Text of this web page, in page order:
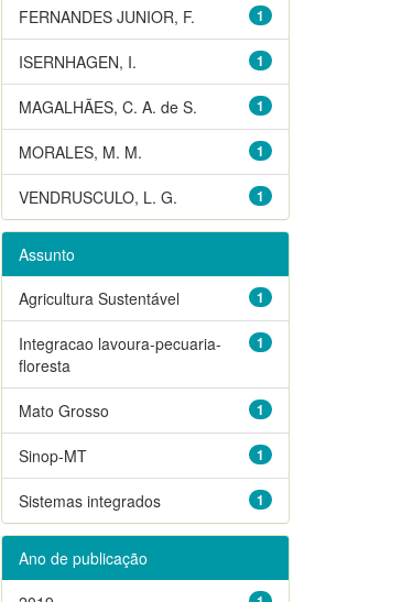
1
FERNANDES JUNIOR, F.
1
ISERNHAGEN, I.
1
MAGALHÃES, C. A. de S.
1
MORALES, M. M.
1
VENDRUSCULO, L. G.
Assunto
1
Agricultura Sustentável
1
Integracao lavoura-pecuaria-
floresta
1
Mato Grosso
1
Sinop-MT
1
Sistemas integrados
Ano de publicação